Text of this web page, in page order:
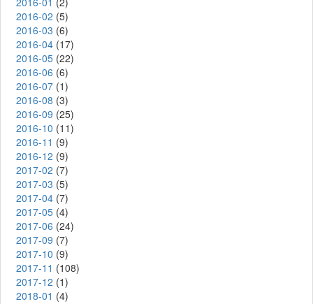
2016-02 (5)
2016-03 (6)
2016-04 (17)
2016-05 (22)
2016-06 (6)
2016-07 (1)
2016-08 (3)
2016-09 (25)
2016-10 (11)
2016-11 (9)
2016-12 (9)
2017-02 (7)
2017-03 (5)
2017-04 (7)
2017-05 (4)
2017-06 (24)
2017-09 (7)
2017-10 (9)
2017-11 (108)
2017-12 (1)
2018-01 (4)